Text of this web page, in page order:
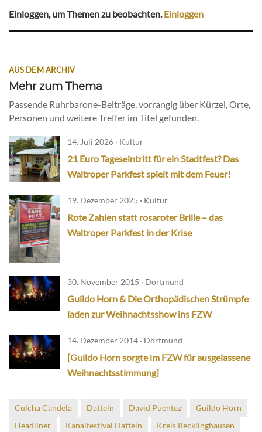
Einloggen, um Themen zu beobachten.Einloggen
AUS DEM ARCHIV
Mehr zum Thema
Passende Ruhrbarone-Beiträge, vorrangig über Kürzel, Orte,
Personen und weitere Treffer im Titel gefunden.
14. Juli 2026 · Kultur
21 Euro Tageseintritt für ein Stadtfest? Das
Waltroper Parkfest spielt mit dem Feuer!
19. Dezember 2025 · Kultur
Rote Zahlen statt rosaroter Brille – das
Waltroper Parkfest in der Krise
30. November 2015 · Dortmund
Guildo Horn & Die Orthopädischen Strümpfe
laden zur Weihnachtsshow ins FZW
14. Dezember 2014 · Dortmund
[Guildo Horn sorgte im FZW für ausgelassene
Weihnachtsstimmung]
Culcha Candela Datteln David Puentez
Guildo Horn
Headliner
Kanalfestival Datteln
Kreis Recklinghausen